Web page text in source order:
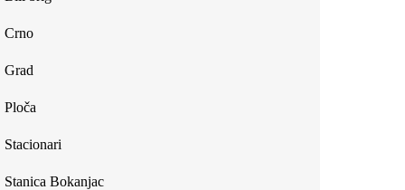
Crno
Grad
Ploča
Stacionari
Stanica Bokanjac